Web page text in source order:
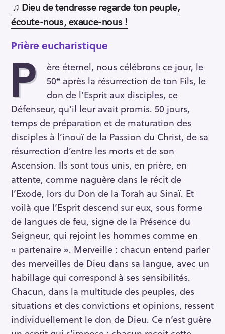
♫ Dieu de tendresse regarde ton peuple,
écoute-nous, exauce-nous !
Prière eucharistique
P
ère éternel, nous célébrons ce jour, le
50e après la résurrection de ton Fils, le
don de l’Esprit aux disciples, ce
Défenseur, qu’il leur avait promis. 50 jours,
temps de préparation et de maturation des
disciples à l’inouï de la Passion du Christ, de sa
résurrection d’entre les morts et de son
Ascension. Ils sont tous unis, en prière, en
attente, comme naguère dans le récit de
l’Exode, lors du Don de la Torah au Sinaï. Et
voilà que l’Esprit descend sur eux, sous forme
de langues de feu, signe de la Présence du
Seigneur, qui rejoint les hommes comme en
« partenaire ». Merveille : chacun entend parler
des merveilles de Dieu dans sa langue, avec un
habillage qui correspond à ses sensibilités.
Chacun, dans la multitude des peuples, des
situations et des convictions et opinions, ressent
individuellement le don de Dieu. Ce n’est guère
R
e
c